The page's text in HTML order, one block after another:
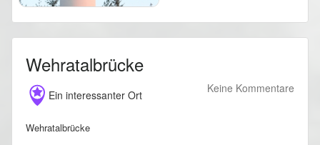
Wehratalbrücke
Ein interessanter Ort
Keine Kommentare
Wehratalbrücke